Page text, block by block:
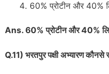
60% प्रोटीन और 40%
Ans. 60% प्रोटीन और 40%
Q.11) भरतपुर पक्षी अभ्यारण कौनसे